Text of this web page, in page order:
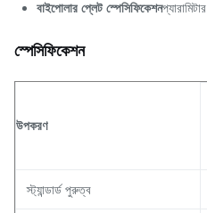
বাইপোলার প্লেট স্পেসিফিকেশনপ্যারামিটার
স্পেসিফিকেশন
উপকরণ
স্ট্যান্ডার্ড পুরুত্ব